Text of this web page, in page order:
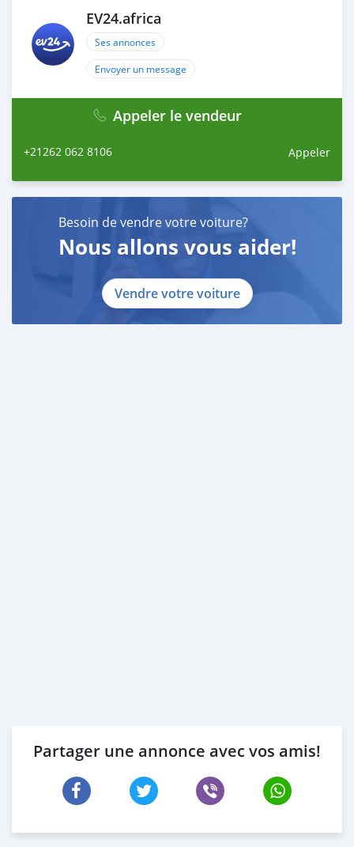
EV24.africa
Ses annonces
Envoyer un message
Appeler le vendeur
+21262 062 8106 Appeler
Besoin de vendre votre voiture?
Nous allons vous aider!
Vendre votre voiture
Partager une annonce avec vos amis!